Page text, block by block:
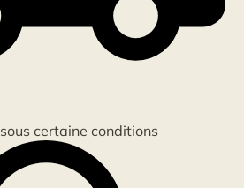
sous certaine conditions